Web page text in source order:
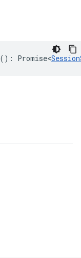
() : Promise<